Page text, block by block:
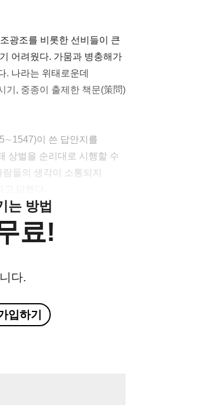
광조를 비롯한 선비들이 큰
어려웠다. 가뭄과 병충해가
. 나라는 위태로운데
기, 중종이 출제한 책문(策問)
이 쓴 답안지를
상벌을 순리대로 시행할 수
들의 생각이 소통되지
는 방법
료!
다.
입하기